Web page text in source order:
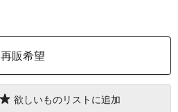
再販希望
欲しいものリストに追加